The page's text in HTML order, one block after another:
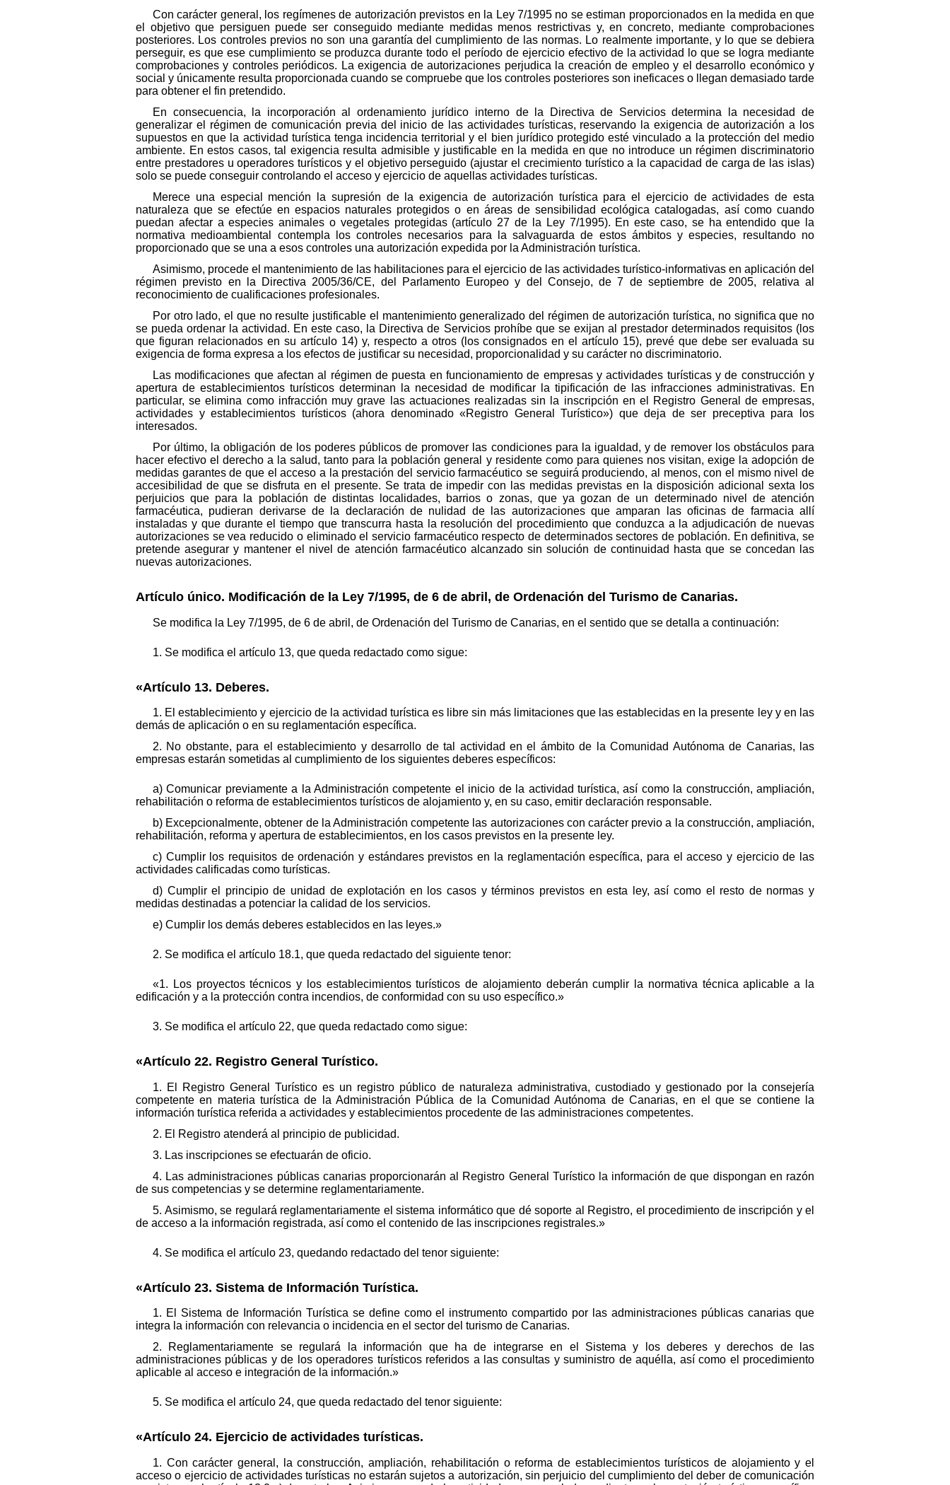
Con carácter general, los regímenes de autorización previstos en la Ley 7/1995 no se estiman proporcionados en la medida en que
el objetivo que persiguen puede ser conseguido mediante medidas menos restrictivas y, en concreto, mediante comprobaciones
posteriores. Los controles previos no son una garantía del cumplimiento de las normas. Lo realmente importante, y lo que se debiera
perseguir, es que ese cumplimiento se produzca durante todo el período de ejercicio efectivo de la actividad lo que se logra mediante
comprobaciones y controles periódicos. La exigencia de autorizaciones perjudica la creación de empleo y el desarrollo económico y
social y únicamente resulta proporcionada cuando se compruebe que los controles posteriores son ineficaces o llegan demasiado tarde
para obtener el fin pretendido.
En consecuencia, la incorporación al ordenamiento jurídico interno de la Directiva de Servicios determina la necesidad de
generalizar el régimen de comunicación previa del inicio de las actividades turísticas, reservando la exigencia de autorización a los
supuestos en que la actividad turística tenga incidencia territorial y el bien jurídico protegido esté vinculado a la protección del medio
ambiente. En estos casos, tal exigencia resulta admisible y justificable en la medida en que no introduce un régimen discriminatorio
entre prestadores u operadores turísticos y el objetivo perseguido (ajustar el crecimiento turístico a la capacidad de carga de las islas)
solo se puede conseguir controlando el acceso y ejercicio de aquellas actividades turísticas.
Merece una especial mención la supresión de la exigencia de autorización turística para el ejercicio de actividades de esta
naturaleza que se efectúe en espacios naturales protegidos o en áreas de sensibilidad ecológica catalogadas, así como cuando
puedan afectar a especies animales o vegetales protegidas (artículo 27 de la Ley 7/1995). En este caso, se ha entendido que la
normativa medioambiental contempla los controles necesarios para la salvaguarda de estos ámbitos y especies, resultando no
proporcionado que se una a esos controles una autorización expedida por la Administración turística.
Asimismo, procede el mantenimiento de las habilitaciones para el ejercicio de las actividades turístico-informativas en aplicación del
régimen previsto en la Directiva 2005/36/CE, del Parlamento Europeo y del Consejo, de 7 de septiembre de 2005, relativa al
reconocimiento de cualificaciones profesionales.
Por otro lado, el que no resulte justificable el mantenimiento generalizado del régimen de autorización turística, no significa que no
se pueda ordenar la actividad. En este caso, la Directiva de Servicios prohíbe que se exijan al prestador determinados requisitos (los
que figuran relacionados en su artículo 14) y, respecto a otros (los consignados en el artículo 15), prevé que debe ser evaluada su
exigencia de forma expresa a los efectos de justificar su necesidad, proporcionalidad y su carácter no discriminatorio.
Las modificaciones que afectan al régimen de puesta en funcionamiento de empresas y actividades turísticas y de construcción y
apertura de establecimientos turísticos determinan la necesidad de modificar la tipificación de las infracciones administrativas. En
particular, se elimina como infracción muy grave las actuaciones realizadas sin la inscripción en el Registro General de empresas,
actividades y establecimientos turísticos (ahora denominado «Registro General Turístico») que deja de ser preceptiva para los
interesados.
Por último, la obligación de los poderes públicos de promover las condiciones para la igualdad, y de remover los obstáculos para
hacer efectivo el derecho a la salud, tanto para la población general y residente como para quienes nos visitan, exige la adopción de
medidas garantes de que el acceso a la prestación del servicio farmacéutico se seguirá produciendo, al menos, con el mismo nivel de
accesibilidad de que se disfruta en el presente. Se trata de impedir con las medidas previstas en la disposición adicional sexta los
perjuicios que para la población de distintas localidades, barrios o zonas, que ya gozan de un determinado nivel de atención
farmacéutica, pudieran derivarse de la declaración de nulidad de las autorizaciones que amparan las oficinas de farmacia allí
instaladas y que durante el tiempo que transcurra hasta la resolución del procedimiento que conduzca a la adjudicación de nuevas
autorizaciones se vea reducido o eliminado el servicio farmacéutico respecto de determinados sectores de población. En definitiva, se
pretende asegurar y mantener el nivel de atención farmacéutico alcanzado sin solución de continuidad hasta que se concedan las
nuevas autorizaciones.
Artículo único. Modificación de la Ley 7/1995, de 6 de abril, de Ordenación del Turismo de Canarias.
Se modifica la Ley 7/1995, de 6 de abril, de Ordenación del Turismo de Canarias, en el sentido que se detalla a continuación:
1. Se modifica el artículo 13, que queda redactado como sigue:
«Artículo 13. Deberes.
1. El establecimiento y ejercicio de la actividad turística es libre sin más limitaciones que las establecidas en la presente ley y en las
demás de aplicación o en su reglamentación específica.
2. No obstante, para el establecimiento y desarrollo de tal actividad en el ámbito de la Comunidad Autónoma de Canarias, las
empresas estarán sometidas al cumplimiento de los siguientes deberes específicos:
a) Comunicar previamente a la Administración competente el inicio de la actividad turística, así como la construcción, ampliación,
rehabilitación o reforma de establecimientos turísticos de alojamiento y, en su caso, emitir declaración responsable.
b) Excepcionalmente, obtener de la Administración competente las autorizaciones con carácter previo a la construcción, ampliación,
rehabilitación, reforma y apertura de establecimientos, en los casos previstos en la presente ley.
c) Cumplir los requisitos de ordenación y estándares previstos en la reglamentación específica, para el acceso y ejercicio de las
actividades calificadas como turísticas.
d) Cumplir el principio de unidad de explotación en los casos y términos previstos en esta ley, así como el resto de normas y
medidas destinadas a potenciar la calidad de los servicios.
e) Cumplir los demás deberes establecidos en las leyes.»
2. Se modifica el artículo 18.1, que queda redactado del siguiente tenor:
«1. Los proyectos técnicos y los establecimientos turísticos de alojamiento deberán cumplir la normativa técnica aplicable a la
edificación y a la protección contra incendios, de conformidad con su uso específico.»
3. Se modifica el artículo 22, que queda redactado como sigue:
«Artículo 22. Registro General Turístico.
1. El Registro General Turístico es un registro público de naturaleza administrativa, custodiado y gestionado por la consejería
competente en materia turística de la Administración Pública de la Comunidad Autónoma de Canarias, en el que se contiene la
información turística referida a actividades y establecimientos procedente de las administraciones competentes.
2. El Registro atenderá al principio de publicidad.
3. Las inscripciones se efectuarán de oficio.
4. Las administraciones públicas canarias proporcionarán al Registro General Turístico la información de que dispongan en razón
de sus competencias y se determine reglamentariamente.
5. Asimismo, se regulará reglamentariamente el sistema informático que dé soporte al Registro, el procedimiento de inscripción y el
de acceso a la información registrada, así como el contenido de las inscripciones registrales.»
4. Se modifica el artículo 23, quedando redactado del tenor siguiente:
«Artículo 23. Sistema de Información Turística.
1. El Sistema de Información Turística se define como el instrumento compartido por las administraciones públicas canarias que
integra la información con relevancia o incidencia en el sector del turismo de Canarias.
2. Reglamentariamente se regulará la información que ha de integrarse en el Sistema y los deberes y derechos de las
administraciones públicas y de los operadores turísticos referidos a las consultas y suministro de aquélla, así como el procedimiento
aplicable al acceso e integración de la información.»
5. Se modifica el artículo 24, que queda redactado del tenor siguiente:
«Artículo 24. Ejercicio de actividades turísticas.
1. Con carácter general, la construcción, ampliación, rehabilitación o reforma de establecimientos turísticos de alojamiento y el
acceso o ejercicio de actividades turísticas no estarán sujetos a autorización, sin perjuicio del cumplimiento del deber de comunicación